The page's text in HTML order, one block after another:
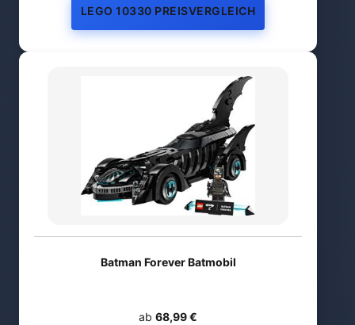
LEGO 10330 PREISVERGLEICH
Batman Forever Batmobil
ab 68,99 €